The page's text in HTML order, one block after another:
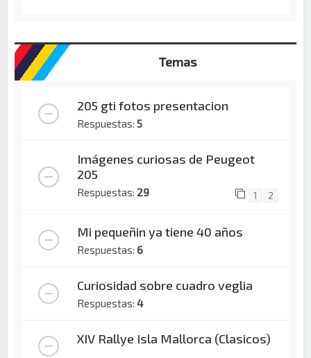
Temas
205 gti fotos presentacion
Respuestas:5
Imágenes curiosas de Peugeot
205
Respuestas: 29 1 2
Mi pequeñin ya tiene 40 años
Respuestas: 6
Curiosidad sobre cuadro veglia
Respuestas:4
XIV Rallye Isla Mallorca (Clasicos)